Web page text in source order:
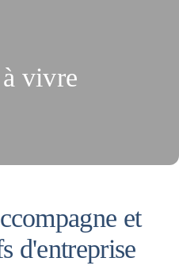
vivre
et
d'entreprise